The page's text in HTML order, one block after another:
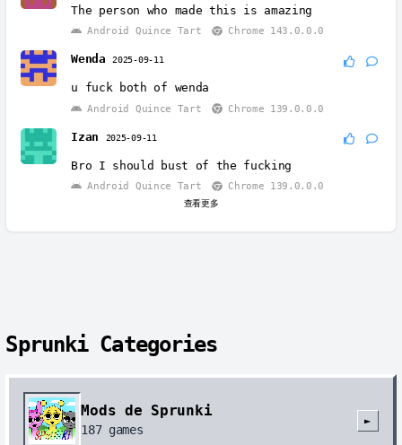
The person who made this is amazing
Android Quince Tart Chrome 143.0.0.0
Wenda 2025-09-11
u fuck both of wenda
Android Quince Tart Chrome 139.0.0.0
Izan 2025-09-11
Bro I should bust of the fucking
Android Quince Tart Chrome 139.0.0.0
查看更多
Sprunki Categories
Mods de Sprunki
187games
►